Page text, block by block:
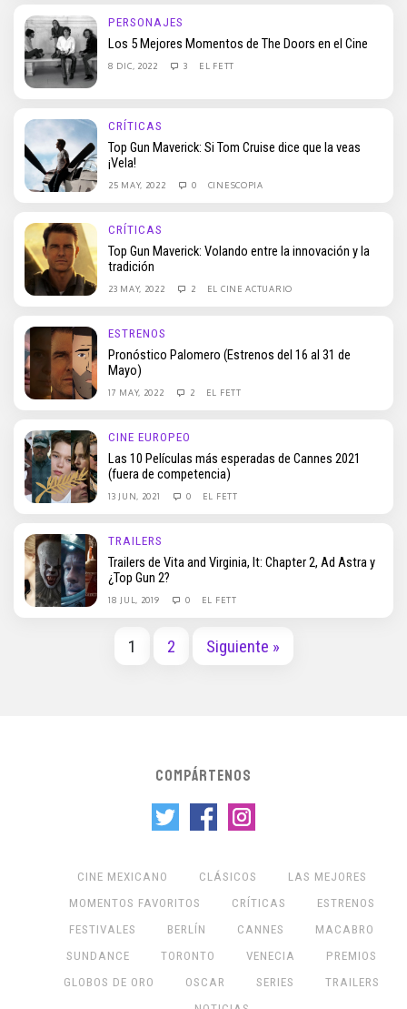
PERSONAJES
Los 5 Mejores Momentos de The Doors en el Cine
8 DIC, 2022 3 EL FETT
CRÍTICAS
Top Gun Maverick: Si Tom Cruise dice que la veas
¡Vela!
25 MAY, 2022 0 CINESCOPIA
CRÍTICAS
Top Gun Maverick: Volando entre la innovación y la
tradición
23 MAY, 2022 2 EL CINE ACTUARIO
ESTRENOS
Pronóstico Palomero (Estrenos del 16 al 31 de
Mayo)
17 MAY, 2022 2 EL FETT
CINE EUROPEO
Las 10 Películas más esperadas de Cannes 2021
(fuera de competencia)
13 JUN, 2021 0 EL FETT
TRAILERS
Trailers de Vita and Virginia, It: Chapter 2, Ad Astra y
¿Top Gun 2?
18 JUL, 2019 0 EL FETT
1 2 Siguiente »
COMPÁRTENOS
CINE MEXICANO CLÁSICOS
LAS MEJORES
MOMENTOS FAVORITOS
CRÍTICAS
ESTRENOS
FESTIVALES
BERLÍN CANNES
MACABRO
SUNDANCE
TORONTO VENECIA
PREMIOS
GLOBOS DE ORO
OSCAR SERIES
TRAILERS